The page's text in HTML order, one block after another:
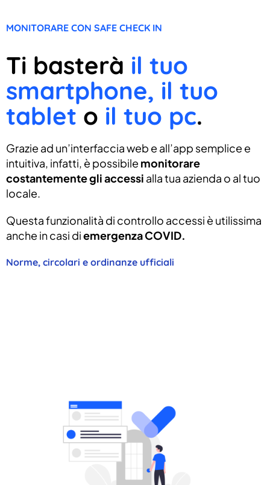
MONITORARE CON SAFE CHECK IN
Ti basterà il tuo
smartphone, il tuo
tablet o il tuo pc.
Grazie ad un’interfaccia web e all’app semplice e
intuitiva, infatti, è possibile monitorare
costantemente gli accessi alla tua azienda o al tuo
locale.
Questa funzionalità di controllo accessi è utilissima
anche in casi diemergenza COVID.
Norme, circolari e ordinanze ufficiali